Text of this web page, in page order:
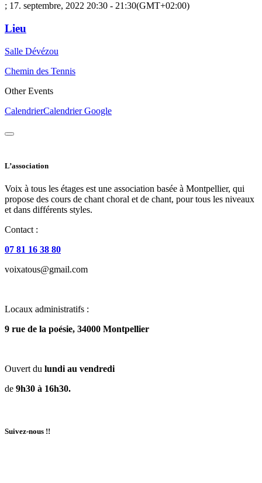
; 17. septembre, 2022 20:30 - 21:30(GMT+02:00)
Lieu
Salle Dévézou
Chemin des Tennis
Other Events
CalendrierCalendrier Google
L’association
Voix à tous les étages est une association basée à Montpellier, qui
propose des cours de chant choral et de chant, pour tous les niveaux
et dans différents styles.
Contact :
07 81 16 38 80
voixatous@gmail.com
Locaux administratifs :
9 rue de la poésie, 34000 Montpellier
Ouvert du lundi au vendredi
de 9h30 à 16h30.
Suivez-nous !!